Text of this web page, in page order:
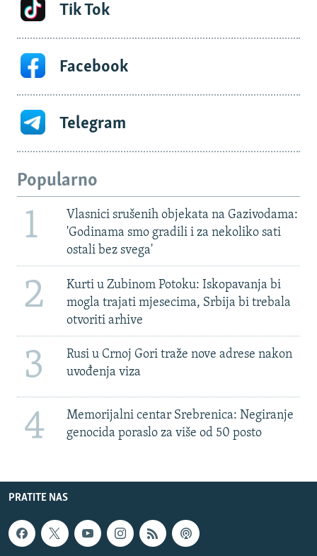
Tik Tok
Facebook
Telegram
Popularno
1
Vlasnici srušenih objekata na Gazivodama:
'Godinama smo gradili i za nekoliko sati
ostali bez svega'
2
Kurti u Zubinom Potoku: Iskopavanja bi
mogla trajati mjesecima, Srbija bi trebala
otvoriti arhive
3
Rusi u Crnoj Gori traže nove adrese nakon
uvođenja viza
4
Memorijalni centar Srebrenica: Negiranje
genocida poraslo za više od 50 posto
PRATITE NAS